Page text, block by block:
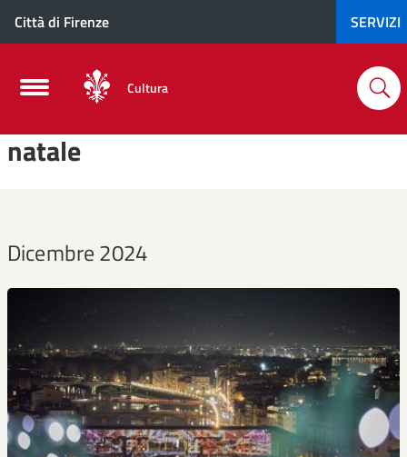
Città di Firenze SERVIZI
Cultura
natale
Dicembre 2024